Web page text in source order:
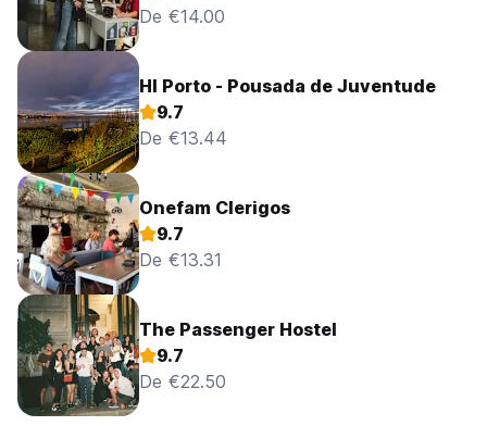
De €14.00
HI Porto - Pousada de Juventude
9.7
De €13.44
Onefam Clerigos
9.7
De €13.31
The Passenger Hostel
9.7
De €22.50